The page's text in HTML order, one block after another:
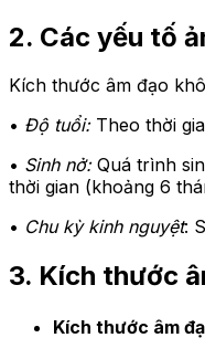
2. Các yếu tố
Kích thước âm đạo
• Độ tuổi: Theo thời
• Sinh nở:Quá trình
thời gian (khoảng 6
• Chu kỳ kinh nguyệt:
3. Kích thước
Kích thước âm